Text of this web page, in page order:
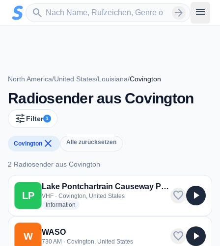
Zum Hauptinhalt springen
search
Sender suchen arrow_forward menu
North America/United States/Louisiana/Covington
Radiosender aus Covington
tune Filter 1
Covington close Alle zurücksetzen
2 Radiosender aus Covington
2 Radiosender aus Covington
LP
Lake Pontchartrain Causeway Police
VHF · Covington, United States
Information
favorite play_arrow
W WASO
730 AM · Covington, United States favorite play_arrow